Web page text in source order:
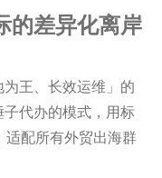
的差异化离岸
王、长效运维」的
代办的模式，用标
适配所有外贸出海群